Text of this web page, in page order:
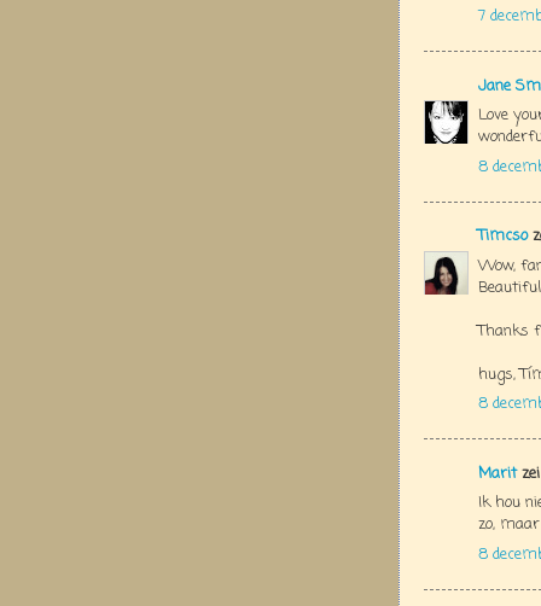
7
Jane
Love
8
Timcso
Wow,
Thanks
hugs,
8
Maritzei
Ik hou
zo,
8